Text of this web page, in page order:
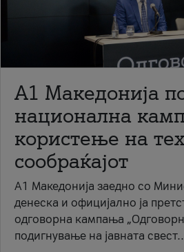
A1 Македонија
национална
користење на
сообраќајот
A1 Македонија заедно со
денеска и официјално ја
одговорна кампања
подигнување на јавната